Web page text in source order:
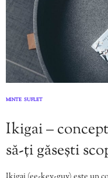
MINTE SUFLET
Ikigai –
să-ți găsești